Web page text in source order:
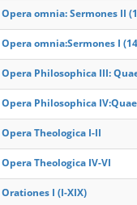
Opera omnia: Sermones II
Opera omnia:Sermones I
Opera Philosophica III:
Opera Philosophica
Opera Theologica I-II
Opera Theologica IV-VI
Orationes I (I-XIX)